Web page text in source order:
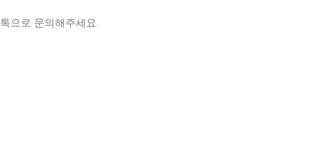
으로 문의해주세요.